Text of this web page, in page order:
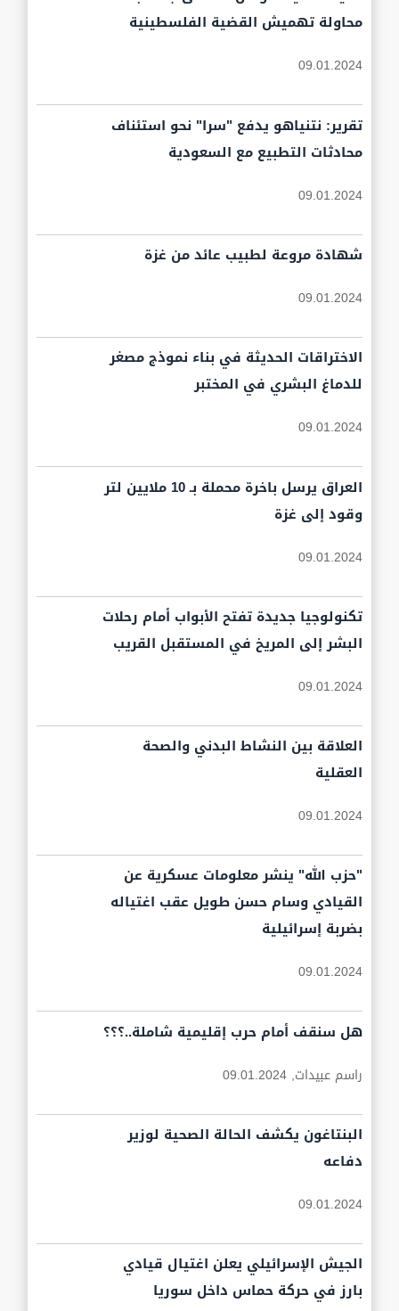
محاولة تهميش القضية الفلسطينية
09.01.2024
تقرير: نتنياهو يدفع "سرا" نحو استئناف
محادثات التطبيع مع السعودية
09.01.2024
شهادة مروعة لطبيب عائد من غزة
09.01.2024
الاختراقات الحديثة في بناء نموذج مصغر
للدماغ البشري في المختبر
09.01.2024
العراق يرسل باخرة محملة بـ 10 ملايين لتر
وقود إلى غزة
09.01.2024
تكنولوجيا جديدة تفتح الأبواب أمام رحلات
البشر إلى المريخ في المستقبل القريب
09.01.2024
العلاقة بين النشاط البدني والصحة
العقلية
09.01.2024
"حزب الله" ينشر معلومات عسكرية عن
القيادي وسام حسن طويل عقب اغتياله
بضربة إسرائيلية
09.01.2024
هل سنقف أمام حرب إقليمية شاملة..؟؟؟
راسم عبيدات,09.01.2024
البنتاغون يكشف الحالة الصحية لوزير
دفاعه
09.01.2024
الجيش الإسرائيلي يعلن اغتيال قيادي
بارز في حركة حماس داخل سوريا